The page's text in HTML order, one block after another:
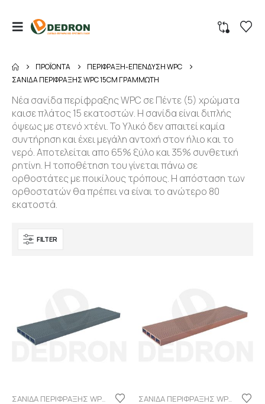
ΠΡΟΪΌΝΤΑ
ΠΕΡΙΦΡΑΞΗ-ΕΠΕΝΔΥΣΗ WPC
ΣΑΝΙΔΑ ΠΕΡΙΦΡΑΞΗΣ WPC 15CM ΓΡΑΜΜΩΤΗ
Νέα σανίδα περίφραξης WPC σε Πέντε (5) χρώματα
καισε πλάτος 15 εκατοστών. Η σανίδα είναι διπλής
όψεως με στενό χτένι. Το Υλικό δεν απαιτεί καμία
συντήρηση και έχει μεγάλη αντοχή στον ήλιο και το
νερό. Αποτελείται απο 65% ξύλο και 35% συνθετική
ρητίνη. Η τοποθέτηση του γίνεται πάνω σε
ορθοστάτες με ποικίλους τρόπους. Η απόσταση των
ορθοστατών θα πρέπει να είναι το ανώτερο 80
εκατοστά.
FILTER
ΣΑΝΙΔΑ ΠΕΡΙΦΡΑΞΗΣ WPC 15CM ΓΡΑΜΜΩΤΗ ΣΑΝΙΔΑ ΠΕΡΙΦΡΑΞΗΣ WPC 15CM ΓΡΑΜΜΩΤΗ